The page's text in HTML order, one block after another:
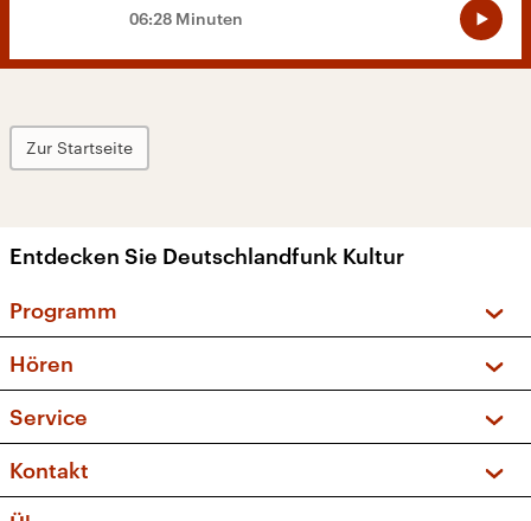
06:28 Minuten
Zur Startseite
Entdecken Sie Deutschlandfunk Kultur
Programm
Sendungen und Podcasts
Musikliste
Kakadu – Das Kinderprogramm
Hören
Frequenzen (UKW + DAB+)
Service
FAQ
Apps
Kontakt